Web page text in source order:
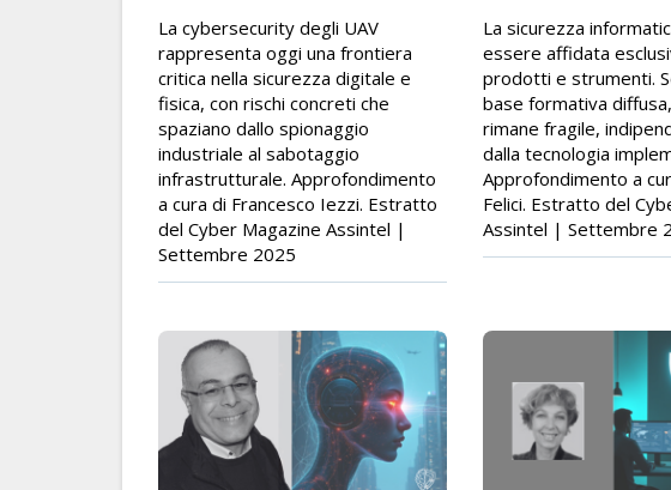
La cybersecurity degli UAV
rappresenta oggi una frontiera
critica nella sicurezza digitale e
fisica, con rischi concreti che
spaziano dallo spionaggio
industriale al sabotaggio
infrastrutturale. Approfondimento
a cura di Francesco Iezzi. Estratto
del Cyber Magazine Assintel |
Settembre 2025
La sicurezza
essere affidata
prodotti e strumenti.
base formativa
rimane fragile,
dalla tecnologia
Approfondimento a
Felici. Estratto del
Assintel | Settembre